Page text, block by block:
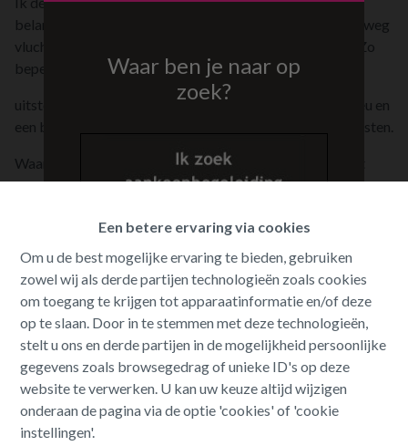
Een betere ervaring via cookies
Om u de best mogelijke ervaring te bieden, gebruiken
zowel wij als derde partijen technologieën zoals cookies
om toegang te krijgen tot apparaatinformatie en/of deze
op te slaan. Door in te stemmen met deze technologieën,
stelt u ons en derde partijen in de mogelijkheid persoonlijke
gegevens zoals browsegedrag of unieke ID's op deze
website te verwerken. U kan uw keuze altijd wijzigen
onderaan de pagina via de optie 'cookies' of 'cookie
instellingen'.
belangrijk is. Goed isoleren zodat de warmte niet te snel weg
vlucht uit onze woningen mag en moet de prioriteit zijn. Zo
beperken we de CO2-
uitstoot en dragen we ons steentje bij aan een beter milieu en
een betere wereld. Bovendien besparen we zo energiekosten.
Waar ik wél moeite mee heb, is dat men recent zwart-wit
naar woningen kijkt. Of moet ik zeggen: niet zwart-wit maar
STOP-bord?
Opeens blijken woningen met het EPC F-label niet meer zo
aantrekkelijk voor kopers. De verplichting om giga kosten te
maken binnen de vijf jaar schrikt mensen af. Ik begrijp dat
want de kosten kunnen oplopen tot zelf 100K of meer
afhankelijk van het type woning. Maar nu is het EPC F-label
precies een groot rood STOP-bord geworden. En dat
verdienen de woningen met het EPC-label F niet.
Waar ben je naar op
zoek?